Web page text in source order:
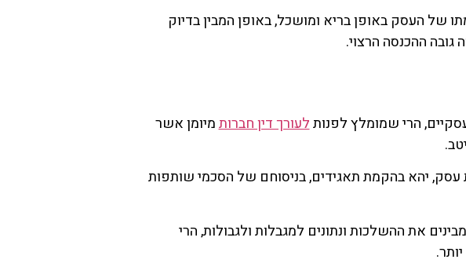
העסק באופן בריא ומושכל, באופן המבין בדיוק
ההכנסה הרצוי.
לעורך דין חברותמיומן אשר
עסק, יהא בהקמת תאגידים, בניסוחם של הסכמי שותפות
את ההשלכות ונתונים למגבלות ולגבולות, הרי